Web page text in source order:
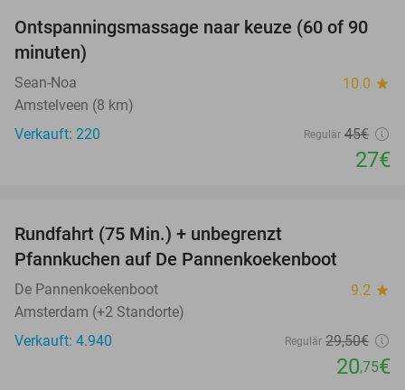
40%
Ontspanningsmassage naar keuze (60 of 90
minuten)
Sean-Noa 10.0 star
Amstelveen (8 km)
Verkauft: 220
Regulär 45€
27€
Rundfahrt (75 Min.) + unbegrenzt
Pfannkuchen auf De Pannenkoekenboot
De Pannenkoekenboot 9.2 star
Amsterdam (+2 Standorte)
Verkauft: 4.940
Regulär 29,50€
20,75€